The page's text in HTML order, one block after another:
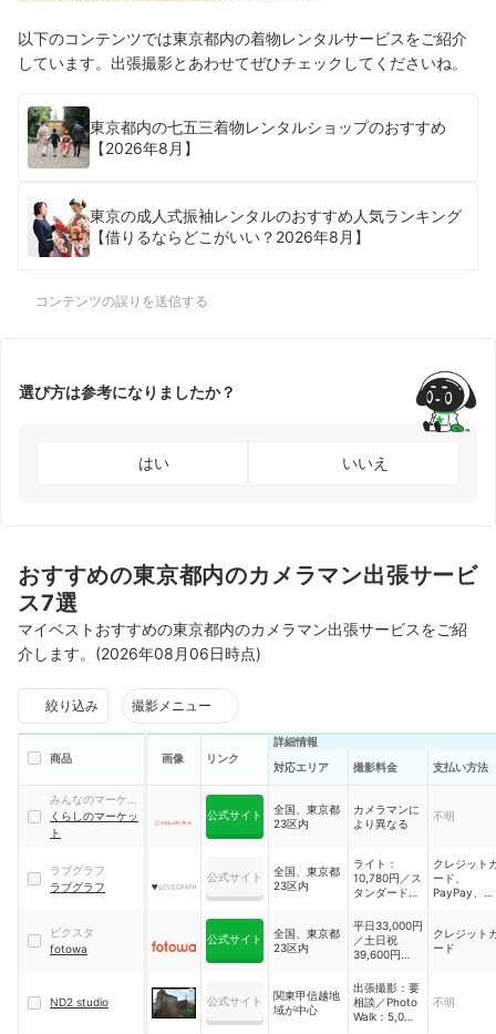
以下のコンテンツでは東京都内の着物レンタルサービスをご紹介
しています。出張撮影とあわせてぜひチェックしてくださいね。
東京都内の七五三着物レンタルショップのおすすめ
【2026年8月】
東京の成人式振袖レンタルのおすすめ人気ランキング
【借りるならどこがいい？2026年8月】
コンテンツの誤りを送信する
選び方は参考になりましたか？
はい いいえ
おすすめの東京都内のカメラマン出張サービ
ス7選
マイベストおすすめの東京都内のカメラマン出張サービスをご紹
介します。(2026年08月06日時点)
絞り込み 撮影メニュー
商品 画像 リンク
詳細情報
対応エリア
撮影料金 支払い方法
みんなのマーケッ
ト
くらしのマーケッ
ト
公式サイト
全国、東京都
23区内
カメラマンに
より異なる
不明
ラブグラフ
ラブグラフ
公式サイト
全国、東京都
23区内
ライト：
10,780円／ス
タンダード：
くすく3回プ
ラン；65,780
円
クレジット
ード、
PayPay、
ピクスタ
fotowa
公式サイト
全国、東京都
23区内
平日33,000円
／土日祝
39,600円
クレジット
ード
ND2 studio 公式サイト
関東甲信越地
域が中心
出張撮影：要
相談／Photo
Walk：5,000
不明